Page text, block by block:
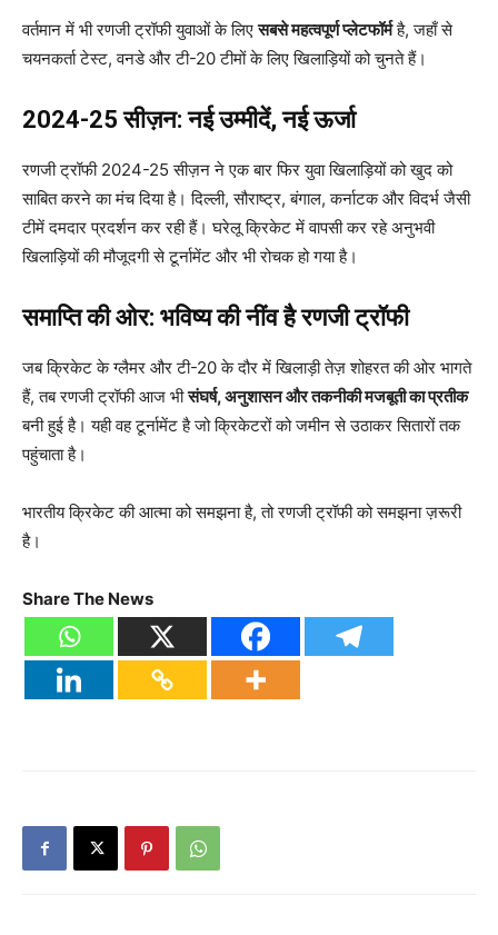
वर्तमान में भी रणजी ट्रॉफी युवाओं के लिएसबसे महत्वपूर्ण प्लेटफॉर्महै, जहाँ से
चयनकर्ता टेस्ट, वनडे और टी-20 टीमों के लिए खिलाड़ियों को चुनते हैं।
2024-25 सीज़न: नई उम्मीदें, नई ऊर्जा
रणजी ट्रॉफी 2024-25 सीज़न ने एक बार फिर युवा खिलाड़ियों को खुद को
साबित करने का मंच दिया है। दिल्ली, सौराष्ट्र, बंगाल, कर्नाटक और विदर्भ जैसी
टीमें दमदार प्रदर्शन कर रही हैं। घरेलू क्रिकेट में वापसी कर रहे अनुभवी
खिलाड़ियों की मौजूदगी से टूर्नामेंट और भी रोचक हो गया है।
समाप्ति की ओर: भविष्य की नींव है रणजी ट्रॉफी
जब क्रिकेट के ग्लैमर और टी-20 के दौर में खिलाड़ी तेज़ शोहरत की ओर भागते
हैं, तब रणजी ट्रॉफी आज भीसंघर्ष, अनुशासन और तकनीकी मजबूती का प्रतीक
बनी हुई है। यही वह टूर्नामेंट है जो क्रिकेटरों को जमीन से उठाकर सितारों तक
पहुंचाता है।
भारतीय क्रिकेट की आत्मा को समझना है, तो रणजी ट्रॉफी को समझना ज़रूरी
है।
Share The News